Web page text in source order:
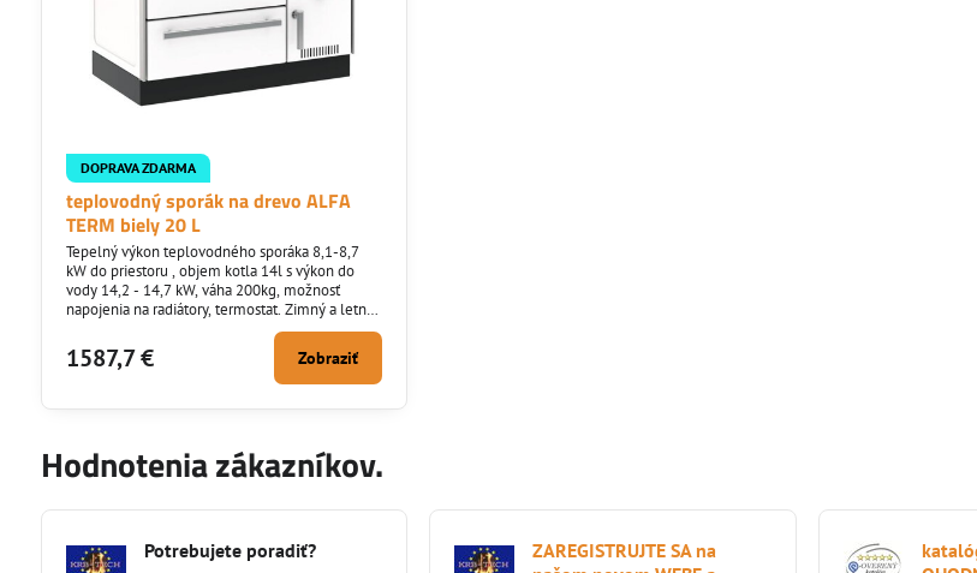
DOPRAVA ZDARMA
teplovodný sporák na drevo ALFA
TERM biely 20 L
Tepelný výkon teplovodného sporáka 8,1-8,7
kW do priestoru , objem kotla 14l s výkon do
vody 14,2 - 14,7 kW, váha 200kg, možnosť
napojenia na radiátory, termostat. Zimný a letný
1587,7 € Zobraziť
Hodnotenia zákazníkov.
Potrebujete poradiť?
ZAREGISTRUJTE SA na